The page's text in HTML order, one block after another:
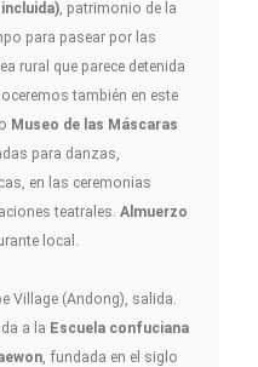
, patrimonio de la
para pasear por las
rural que parece detenida
también en este
Museo de las Máscaras
para danzas,
en las ceremonias
teatrales. Almuerzo
local.
Village (Andong), salida.
a la Escuela confuciana
, fundada en el siglo